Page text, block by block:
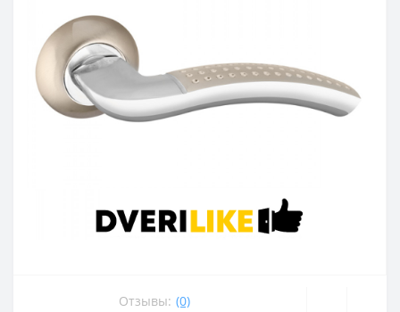
Отзывы: (0)